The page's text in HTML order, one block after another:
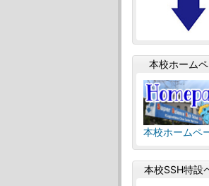
本校ホーム
本校ホームペ
本校SSH特設